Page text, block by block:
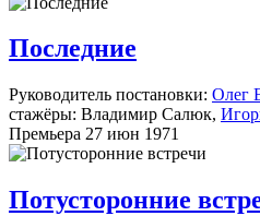
Последние
Руководитель постановки: Олег
стажёры: Владимир Салюк,
Премьера 27 июн 1971
Потусторонние